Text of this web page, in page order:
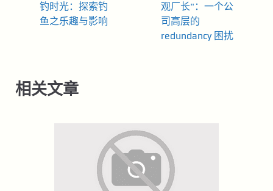
钓时光：探索钓
鱼之乐趣与影响
观厂长"：一个公
司高层的
redundancy 困扰
相关文章